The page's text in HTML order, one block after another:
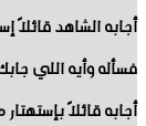
أجابه الشاهد
فسأله وأيه اللي
أجابه قائلاً